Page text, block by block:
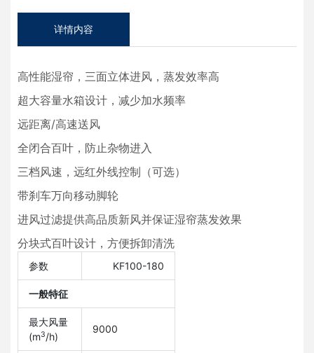
详情内容
高性能湿帘，三面立体进风，蒸发效率高
超大容量水箱设计，减少加水频率
远距离/高速送风
全闭合百叶，防止杂物进入
三档风速，远红外线控制（可选）
带刹车万向移动脚轮
进风过滤提供高品质新风并保证湿帘蒸发效果
分块式百叶设计，方便拆卸清洗
参数 KF100-180
一般特征
最大风量
(m3/h)
9000